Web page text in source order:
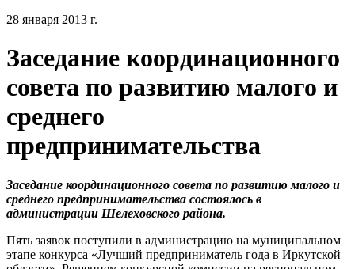
28 января 2013 г.
Заседание координационного
совета по развитию малого и
среднего
предпринимательства
Заседание координационного совета по развитию малого и
среднего предпринимательства состоялось в
администрации Шелеховского района.
Пять заявок поступили в администрацию на муниципальном
этапе конкурса «Лучший предприниматель года в Иркутской